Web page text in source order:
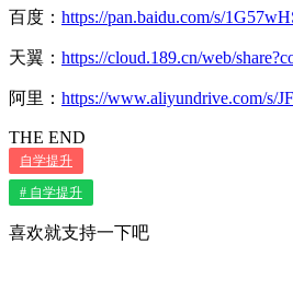
百度： https://pan.baidu.com/s/
天翼： https://cloud.189.cn/web/
阿里： https://www.aliyundrive.com/s/
THE END
自学提升
# 自学提升
喜欢就支持一下吧